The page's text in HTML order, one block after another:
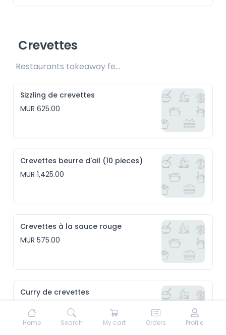
Crevettes
Restaurants takeaway fee Rs25 included
Sizzling de crevettes
MUR 625.00
Crevettes beurre d'ail (10 pieces)
MUR 1,425.00
Crevettes à la sauce rouge
MUR 575.00
Curry de crevettes
Home Search My cart Orders Profile